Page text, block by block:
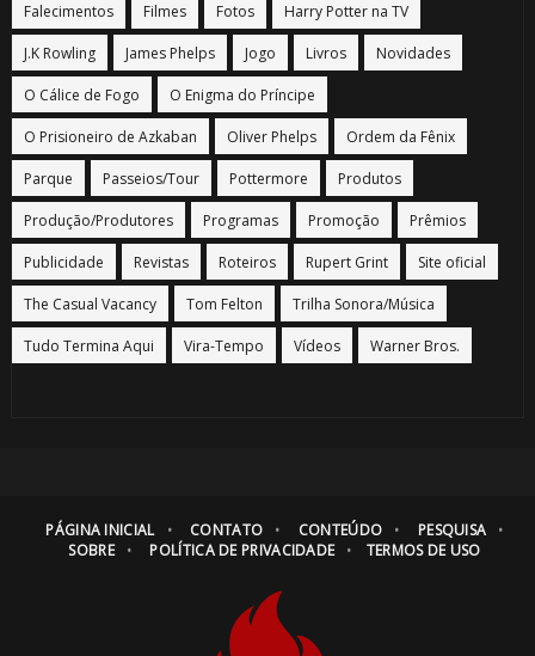
Falecimentos Filmes Fotos Harry Potter na TV
J.K Rowling James Phelps Jogo Livros Novidades
O Cálice de Fogo O Enigma do Príncipe
O Prisioneiro de Azkaban Oliver Phelps Ordem da Fênix
Parque Passeios/Tour Pottermore Produtos
Produção/Produtores Programas Promoção Prêmios
Publicidade Revistas Roteiros Rupert Grint Site oficial
The Casual Vacancy Tom Felton Trilha Sonora/Música
Tudo Termina Aqui Vira-Tempo Vídeos Warner Bros.
PÁGINA INICIAL CONTATO CONTEÚDO
PESQUISA
SOBRE
POLÍTICA DE PRIVACIDADE TERMOS DE USO